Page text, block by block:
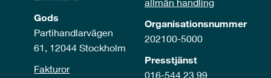
Gods
Partihandlarvägen
61, 12044 Stockholm
Fakturor
Organisationsnummer
202100-5000
Presstjänst
016-544 23 99